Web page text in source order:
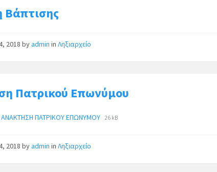
2018byadmin inΛηξιαρχείο
Πατρικού Επωνύμου
ΑΝΑΚΤΗΣΗ ΠΑΤΡΙΚΟΥ ΕΠΩΝΥΜΟΥ 26 kB
2018byadmin inΛηξιαρχείο